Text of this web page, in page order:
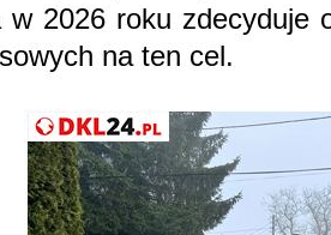
w 2026 roku zdecyduje
na ten cel.